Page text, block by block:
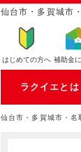
仙台市・多賀城市
はじめての方へ 補助金
ラクイエとは
仙台市・多賀城市・名